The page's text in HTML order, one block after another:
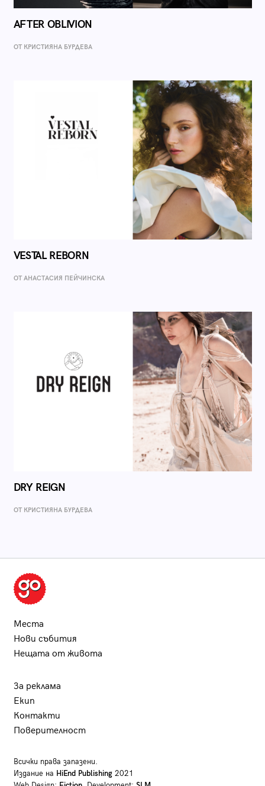
AFTER OBLIVION
ОТ КРИСТИЯНА БУРДЕВА
VESTAL REBORN
ОТ AНАСТАСИЯ ПЕЙЧИНСКА
DRY REIGN
ОТ КРИСТИЯНА БУРДЕВА
Места
Нови събития
Нещата от живота
За реклама
Екип
Контакти
Поверителност
Всички права запазени.
Издание на HiEnd Publishing2021